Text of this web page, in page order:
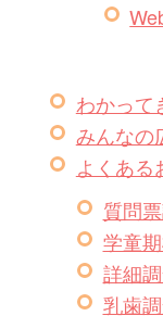
わかって
みんなの
よくある
質問
学童
詳細
乳歯